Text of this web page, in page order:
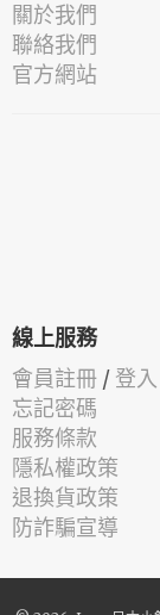
關於我們
聯絡我們
官方網站
線上服務
會員註冊 / 登入
忘記密碼
服務條款
隱私權政策
退換貨政策
防詐騙宣導